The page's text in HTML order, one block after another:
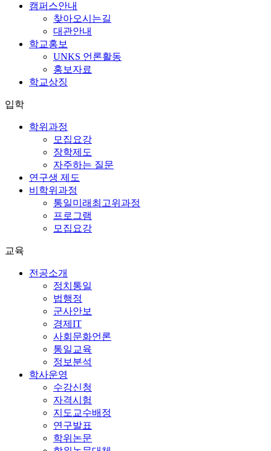
캠퍼스안내
찾아오시는길
대관안내
학교홍보
UNKS 언론활동
홍보자료
학교상징
입학
학위과정
모집요강
장학제도
자주하는 질문
연구생 제도
비학위과정
통일미래최고위과정
프로그램
모집요강
교육
전공소개
정치통일
법행정
군사안보
경제IT
사회문화언론
통일교육
정보분석
학사운영
수강신청
자격시험
지도교수배정
연구발표
학위논문